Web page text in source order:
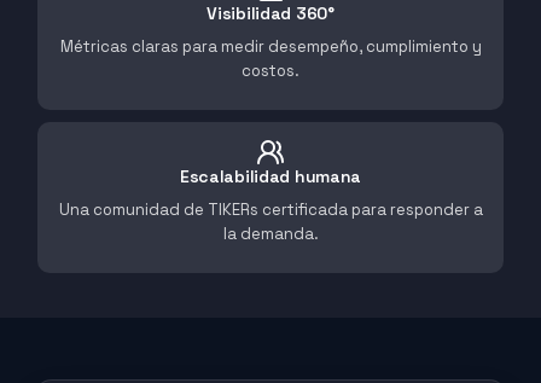
Visibilidad 360°
Métricas claras para medir desempeño, cumplimiento y
costos.
Escalabilidad humana
Una comunidad de TIKERs certificada para responder a
la demanda.